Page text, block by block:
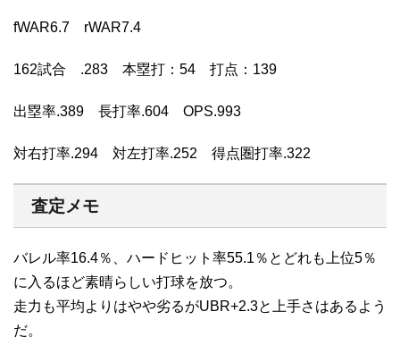
fWAR6.7 rWAR7.4
162試合 .283 本塁打：54 打点：139
出塁率.389 長打率.604 OPS.993
対右打率.294 対左打率.252 得点圏打率.322
査定メモ
バレル率16.4％、ハードヒット率55.1％とどれも上位5％
に入るほど素晴らしい打球を放つ。
走力も平均よりはやや劣るがUBR+2.3と上手さはあるよう
だ。